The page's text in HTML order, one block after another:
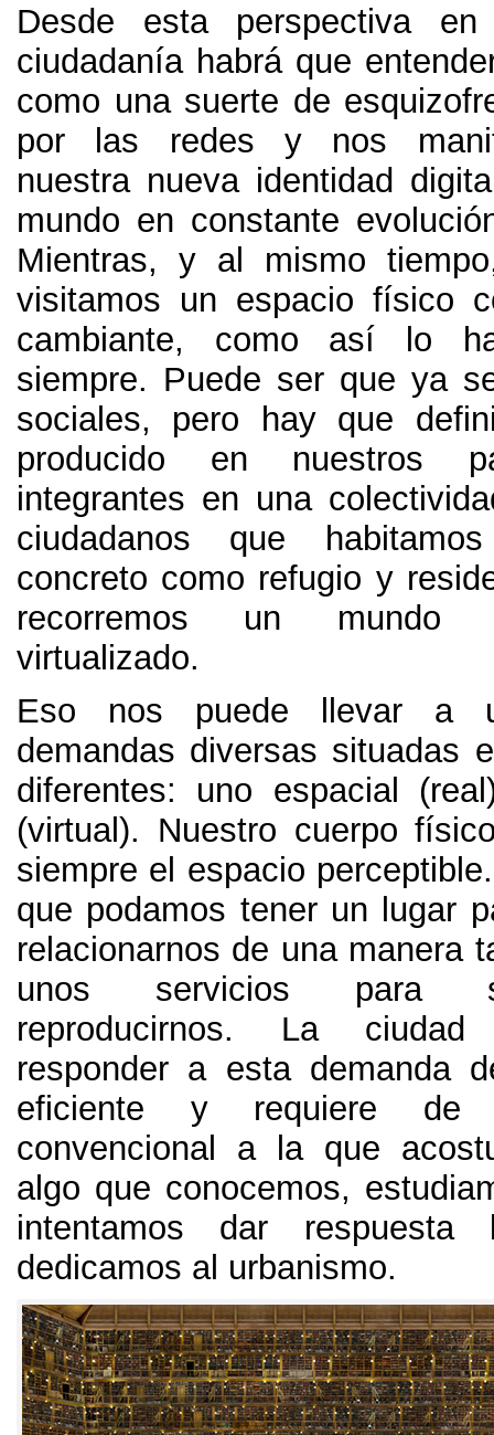
Desde esta perspectiva en
ciudadanía habrá que
como una suerte de
por las redes y nos
nuestra nueva identidad
mundo en constante
Mientras, y al mismo tiempo
visitamos un espacio físico
cambiante, como así lo
siempre. Puede ser que ya
sociales, pero hay que
producido en nuestros
integrantes en una
ciudadanos que
concreto como refugio y
recorremos un mundo
virtualizado.
Eso nos puede llevar a
demandas diversas situadas
diferentes: uno espacial (real
(virtual). Nuestro cuerpo
siempre el espacio perceptible
que podamos tener un lugar
relacionarnos de una manera
unos servicios para
reproducirnos. La
responder a esta demanda
eficiente y requiere de
convencional a la que
algo que conocemos,
intentamos dar
dedicamos al urbanismo.